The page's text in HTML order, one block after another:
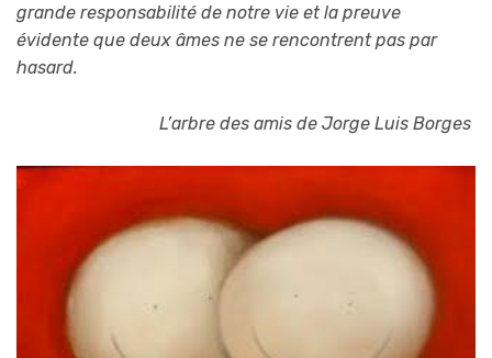
grande responsabilité de notre vie et la preuve
évidente que deux âmes ne se rencontrent pas par
hasard.
L’arbre des amis de Jorge Luis Borges